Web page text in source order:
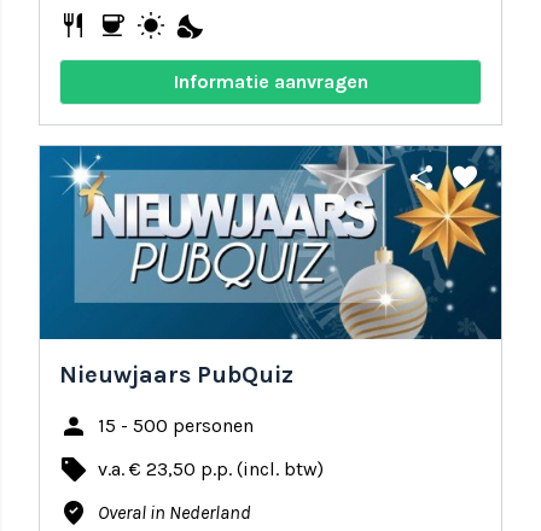
restaurant coffee wb_sunny nights_stay
Informatie aanvragen
share favorite
Nieuwjaars PubQuiz
person 15 - 500 personen
local_offer v.a. € 23,50 p.p. (incl. btw)
where_to_vote Overal in Nederland